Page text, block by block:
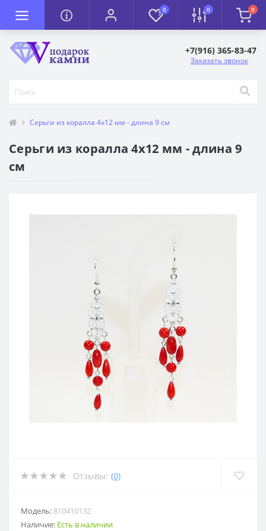
0 0 0
+7(916) 365-83-47
Заказать звонок
Серьги из коралла 4х12 мм - длина 9 см
Серьги из коралла 4х12 мм - длина 9
см
Отзывы: (0)
Модель: 810410132
Наличие: Есть в наличии